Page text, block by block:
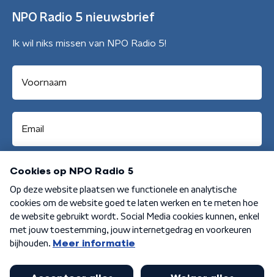
NPO Radio 5 nieuwsbrief
Ik wil niks missen van NPO Radio 5!
Aanmelden
Algemene voorwaarden